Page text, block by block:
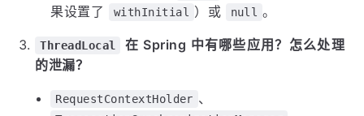
果设置了
withInitial ）或 null 。
ThreadLocal
在 Spring 中有哪些应用？怎么处理
的泄漏？
RequestContextHolder 、